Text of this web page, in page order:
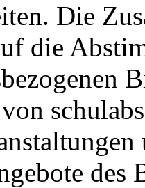
Die
die
des